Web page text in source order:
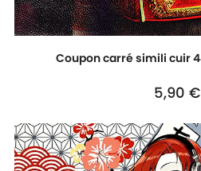
Coupon carré simili cuir
Prix
5,90 €